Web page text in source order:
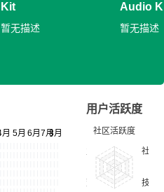
Kit
暂无描述
Audio
暂无描述
用户活跃度